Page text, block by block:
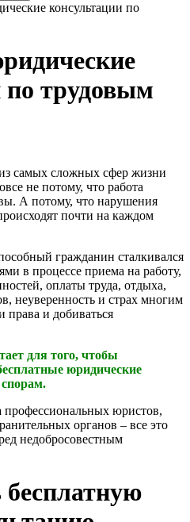
консультации по
по трудовым
самых сложных сфер жизни
не потому, что работа
А потому, что нарушения
почти на каждом
гражданин сталкивался
в процессе приема на работу,
оплаты труда, отдыха,
неуверенность и страх многим
права и добиваться
для того, чтобы
юридические
юристов,
органов – все это
недобросовестным